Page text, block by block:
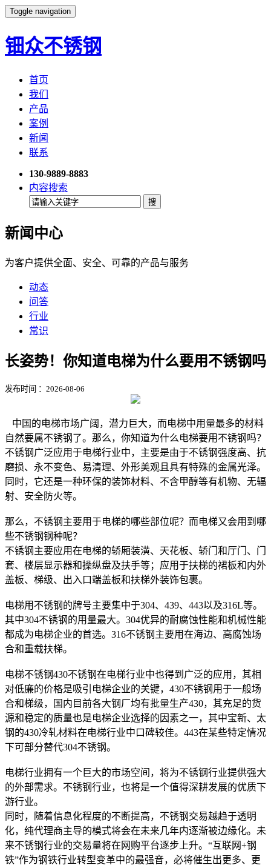
Toggle navigation
钿众不锈钢
首页
我们
产品
案例
新闻
联系
130-9889-8883
内容搜索
新闻中心
为客户提供全面、安全、可靠的产品与服务
动态
问答
行业
常识
​长姿势！你知道电梯为什么要用不锈钢吗
发布时间 ：2026-08-06
中国的电梯市场广阔，潜力巨大，而电梯中用量最多的材料
自然要属不锈钢了。那么，你知道为什么电梯要用不锈钢吗？
不锈钢广泛应用于电梯行业中，主要是由于不锈钢强度高、抗
磨损、永不变色、易清理、外形美观且具有特殊的金属光泽。
同时，它还是一种环保的装饰材料、不含甲醇等有机物、无辐
射、安全防火等。
那么，不锈钢主要用于电梯的哪些部位呢？而电梯又会用到哪
些不锈钢钢种呢？
不锈钢主要应用在电梯的轿厢装潢、天花板、轿门和厅门、门
套、楼层显示器和操纵盘及扶手等；应用于扶梯的裙板和内外
盖板、梯级、出入口端盖板和扶梯外装饰包裹。
电梯用不锈钢的牌号主要集中于304、439、443以及316L等。
其中304不锈钢的用量最大。304优异的耐腐蚀性能和机械性能
都成为电梯企业的首选。316不锈钢主要用在海边、高腐蚀场
合和重载扶梯。
电梯不锈钢430不锈钢在电梯行业中也得到广泛的应用，其相
对低廉的价格是吸引电梯企业的关键，430不锈钢用于一般场
合和梯级，国内目前各大钢厂均有批量生产430，其充足的货
源和稳定的质量也是电梯企业选择的因素之一，其中宝新、太
钢的430冷轧材料在电梯行业中口碑较佳。443在某些特定情况
下可部分替代304不锈钢。
电梯行业拥有一个巨大的市场空间，将为不锈钢行业提供强大
的外部需求。不锈钢行业，也将是一个值得深耕发展的优质下
游行业。
同时，随着信息化程度的不断提高，不锈钢交易越趋于透明
化，纯代理商主导的模式将会在未来几年内逐渐被边缘化。未
来不锈钢行业的交易量将在网购平台逐步上升。“互联网+钢
铁”作为钢铁行业转型变革中的最强音，必将催生出更多、更